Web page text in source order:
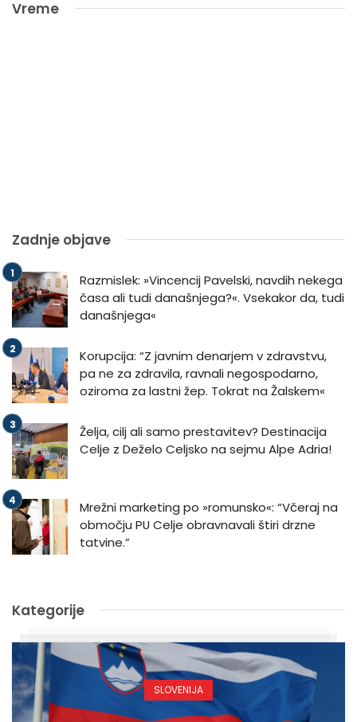
Vreme
Zadnje objave
Razmislek: »Vincencij Pavelski, navdih nekega
časa ali tudi današnjega?«. Vsekakor da, tudi
današnjega«
Korupcija: “Z javnim denarjem v zdravstvu,
pa ne za zdravila, ravnali negospodarno,
oziroma za lastni žep. Tokrat na Žalskem«
Želja, cilj ali samo prestavitev? Destinacija
Celje z Deželo Celjsko na sejmu Alpe Adria!
Mrežni marketing po »romunsko«: “Včeraj na
območju PU Celje obravnavali štiri drzne
tatvine.”
Kategorije
SLOVENIJA